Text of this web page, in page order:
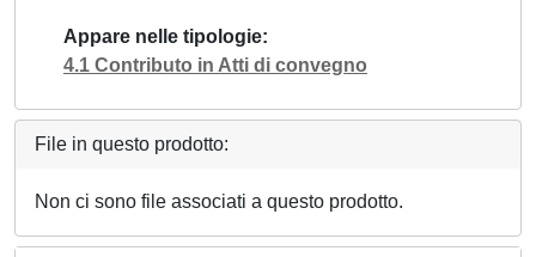
Appare nelle tipologie
4.1 Contributo in Atti di convegno
File in questo prodotto:
Non ci sono file associati a questo prodotto.